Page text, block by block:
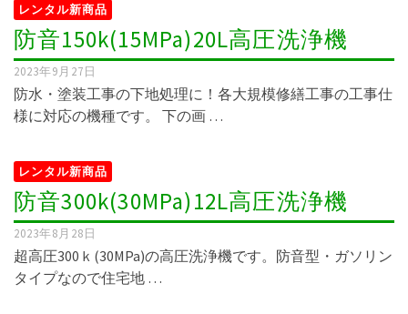
レンタル新商品
防音150k(15MPa)20L高圧洗浄機
2023年9月27日
防水・塗装工事の下地処理に！各大規模修繕工事の工事仕
様に対応の機種です。 下の画 …
レンタル新商品
防音300k(30MPa)12L高圧洗浄機
2023年8月28日
超高圧300ｋ(30MPa)の高圧洗浄機です。防音型・ガソリン
タイプなので住宅地 …